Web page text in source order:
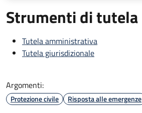
Strumenti di tutela
Tutela amministrativa
Tutela giurisdizionale
Argomenti:
Protezione civile Risposta alle emergenze